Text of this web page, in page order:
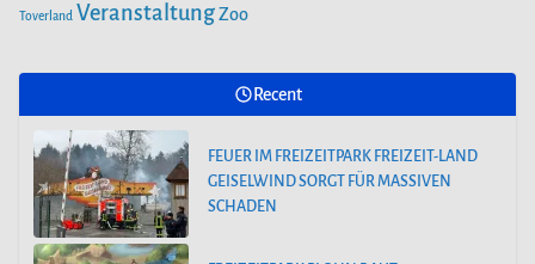
FREIZEITPARK PLOHN BAUT
WASSERACHTERBAHN!
Toverland VeranstaltungZoo
Recent
FEUER IM FREIZEITPARK FREIZEIT-LAND
GEISELWIND SORGT FÜR MASSIVEN
SCHADEN